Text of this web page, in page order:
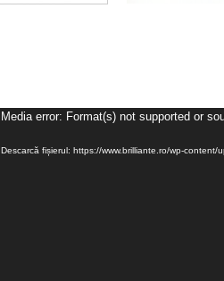
Media error: Format(s) not supported or
Descarcă fișierul: https://www.brilliante.ro/wp-